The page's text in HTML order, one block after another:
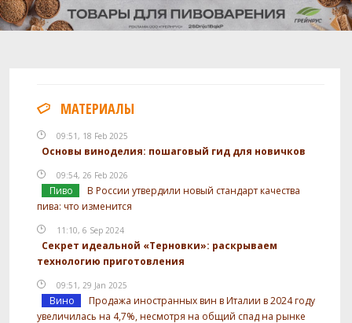
МАТЕРИАЛЫ
09:51, 18 Feb 2025
Основы виноделия: пошаговый гид для новичков
09:54, 26 Feb 2026
Пиво
В России утвердили новый стандарт качества
пива: что изменится
11:10, 6 Sep 2024
Секрет идеальной «Терновки»: раскрываем
технологию приготовления
09:51, 29 Jan 2025
Вино
Продажа иностранных вин в Италии в 2024 году
увеличилась на 4,7%, несмотря на общий спад на рынке